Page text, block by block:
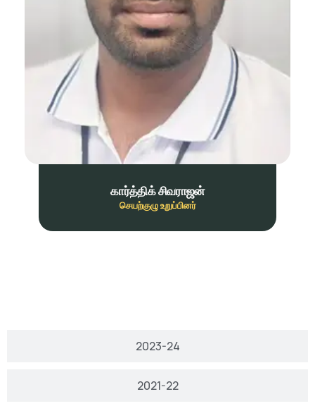
2023-24
2021-22
கார்த்திக் சிவராஜன்
செயற்குழு உறுப்பினர்